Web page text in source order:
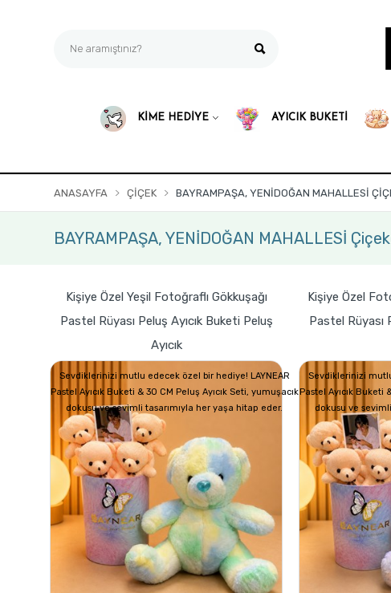
KİME HEDİYE AYICIK BUKETİ
ANASAYFA ÇIÇEK BAYRAMPAŞA, YENİDOĞAN MAHALLESİ
BAYRAMPAŞA, YENİDOĞAN MAHALLESİ
Kişiye Özel Yeşil Fotoğraflı Gökkuşağı
Pastel Rüyası Peluş Ayıcık Buketi Peluş
Ayıcık
Sevdiklerinizi mutlu edecek özel bir hediye! LAYNEAR
Pastel Ayıcık Buketi & 30 CM Peluş Ayıcık Seti, yumuşacık
dokusu ve sevimli tasarımıyla her yaşa hitap eder.
Kişiye Özel
Pastel Rüyası
Sevdiklerinizi
Pastel Ayıcık Buketi
dokusu ve